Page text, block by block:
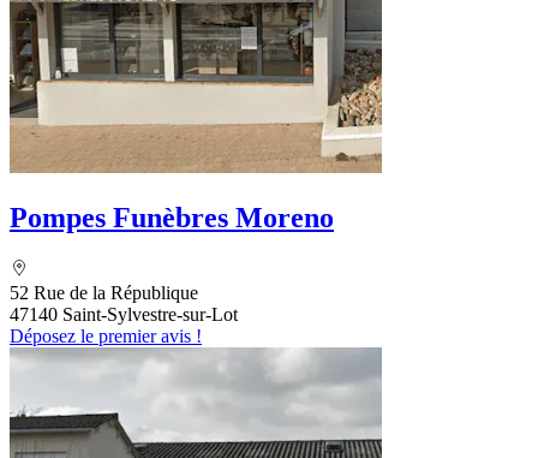
Pompes Funèbres Moreno
52 Rue de la République
47140 Saint-Sylvestre-sur-Lot
Déposez le premier avis !